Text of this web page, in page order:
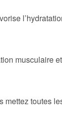
musculaire et
mettez toutes